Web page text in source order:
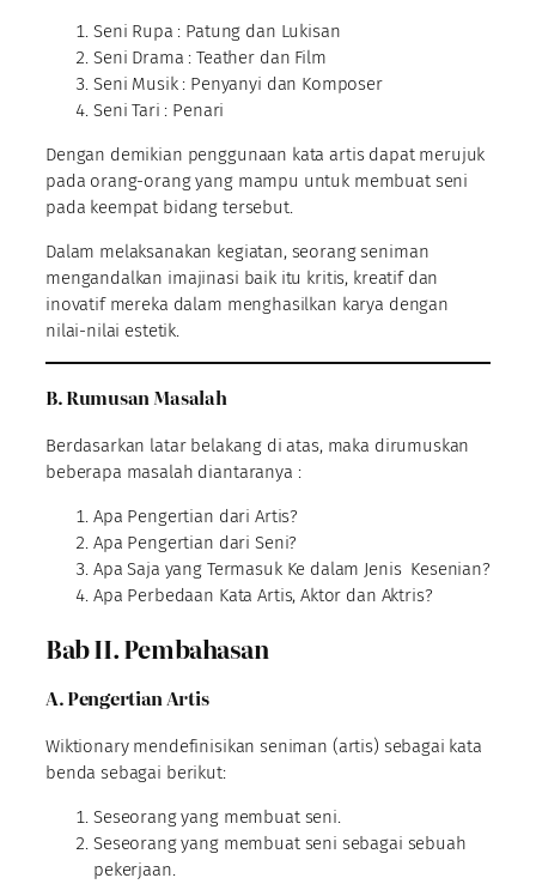
Seni Rupa : Patung dan Lukisan
Seni Drama : Teather dan Film
Seni Musik : Penyanyi dan Komposer
Seni Tari : Penari
Dengan demikian penggunaan kata artis dapat merujuk
pada orang-orang yang mampu untuk membuat seni
pada keempat bidang tersebut.
Dalam melaksanakan kegiatan, seorang seniman
mengandalkan imajinasi baik itu kritis, kreatif dan
inovatif mereka dalam menghasilkan karya dengan
nilai-nilai estetik.
B. Rumusan Masalah
Berdasarkan latar belakang di atas, maka dirumuskan
beberapa masalah diantaranya :
Apa Pengertian dari Artis?
Apa Pengertian dari Seni?
Apa Saja yang Termasuk Ke dalam Jenis Kesenian?
Apa Perbedaan Kata Artis, Aktor dan Aktris?
Bab II. Pembahasan
A. Pengertian Artis
Wiktionary mendefinisikan seniman (artis) sebagai kata
benda sebagai berikut:
Seseorang yang membuat seni.
Seseorang yang membuat seni sebagai sebuah
pekerjaan.